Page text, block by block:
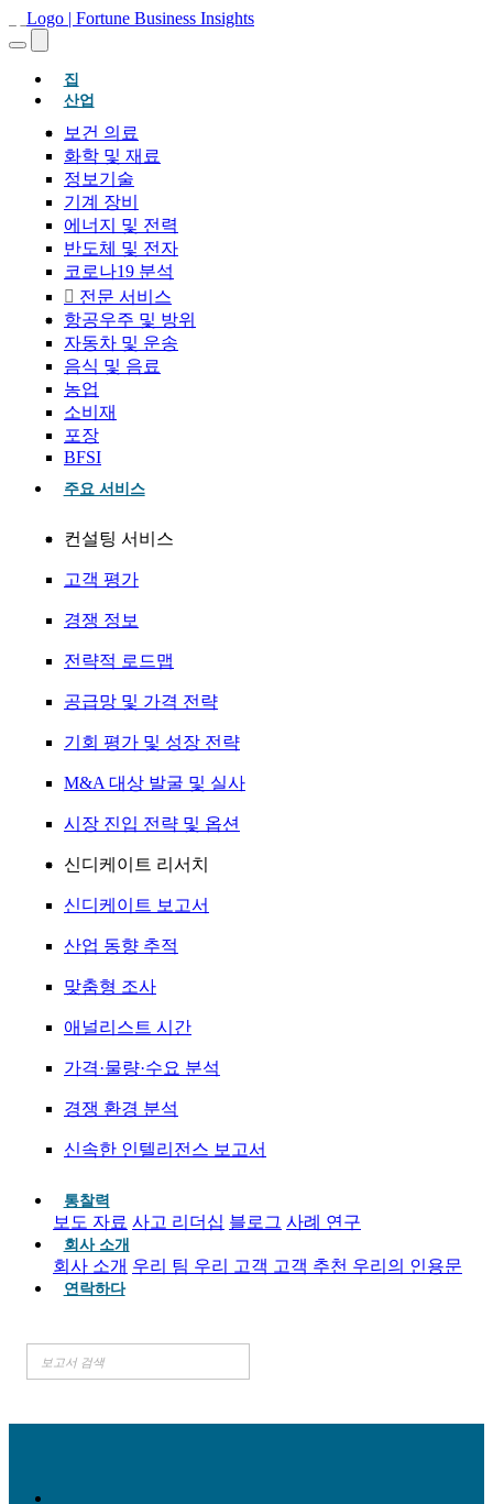
집(현재의)
산업
보건 의료
화학 및 재료
정보기술
기계 장비
에너지 및 전력
반도체 및 전자
코로나19 분석
전문 서비스
항공우주 및 방위
자동차 및 운송
음식 및 음료
농업
소비재
포장
BFSI
주요 서비스
컨설팅 서비스
고객 평가
경쟁 정보
전략적 로드맵
공급망 및 가격 전략
기회 평가 및 성장 전략
M&A 대상 발굴 및 실사
시장 진입 전략 및 옵션
신디케이트 리서치
신디케이트 보고서
산업 동향 추적
맞춤형 조사
애널리스트 시간
가격·물량·수요 분석
경쟁 환경 분석
신속한 인텔리전스 보고서
통찰력
보도 자료 사고 리더십 블로그 사례 연구
회사 소개
회사 소개 우리 팀 우리 고객 고객 추천 우리의 인용문
연락하다